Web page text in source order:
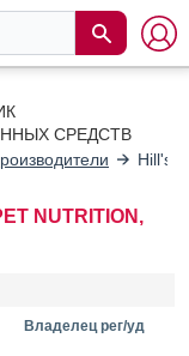
СРЕДСТВ
Hill's
NUTRITION,
Владелец рег/уд